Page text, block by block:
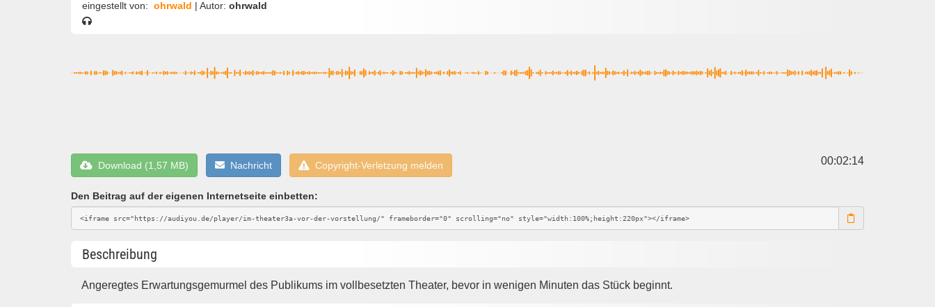
eingestellt von: ohrwald | Autor: ohrwald
Download (1,57 MB) Nachricht Copyright-Verletzung melden 00:02:14
Den Beitrag auf der eigenen Internetseite einbetten:
Beschreibung
Angeregtes Erwartungsgemurmel des Publikums im vollbesetzten Theater, bevor in wenigen Minuten das Stück beginnt.